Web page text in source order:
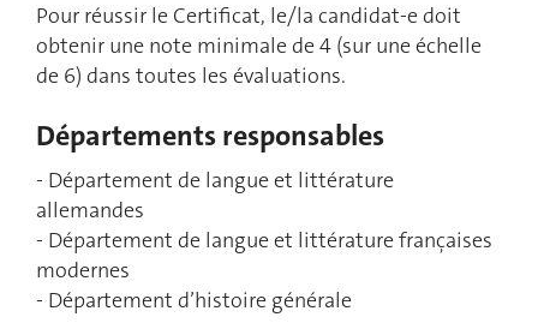
Pour réussir le Certificat, le/la candidat-e doit
obtenir une note minimale de 4 (sur une échelle
de 6) dans toutes les évaluations.
Départements responsables
- Département de langue et littérature
allemandes
- Département de langue et littérature françaises
modernes
- Département d’histoire générale